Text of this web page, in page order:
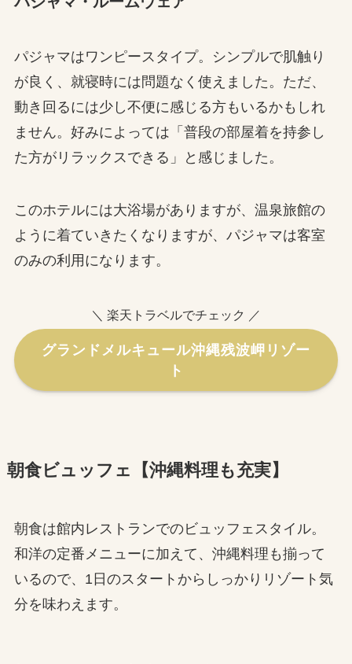
パジャマはワンピースタイプ。シンプルで肌触り
が良く、就寝時には問題なく使えました。ただ、
動き回るには少し不便に感じる方もいるかもしれ
ません。好みによっては「普段の部屋着を持参し
た方がリラックスできる」と感じました。
このホテルには大浴場がありますが、温泉旅館の
ように着ていきたくなりますが、パジャマは客室
のみの利用になります。
＼ 楽天トラベルでチェック ／
グランドメルキュール沖縄残波岬リゾー
ト
朝食ビュッフェ【沖縄料理も充実】
朝食は館内レストランでのビュッフェスタイル。
和洋の定番メニューに加えて、沖縄料理も揃って
いるので、1日のスタートからしっかりリゾート気
分を味わえます。